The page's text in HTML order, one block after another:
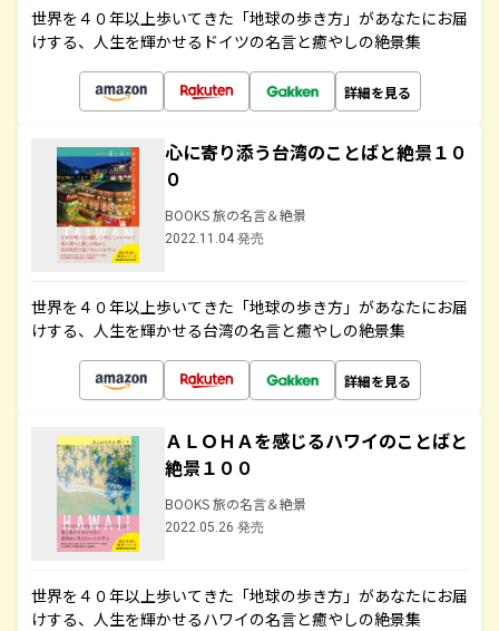
世界を４０年以上歩いてきた「地球の歩き方」があなたにお届
けする、人生を輝かせるドイツの名言と癒やしの絶景集
詳細を見る
心に寄り添う台湾のことばと絶景１０
０
BOOKS 旅の名言＆絶景
2022.11.04 発売
世界を４０年以上歩いてきた「地球の歩き方」があなたにお届
けする、人生を輝かせる台湾の名言と癒やしの絶景集
詳細を見る
ＡＬＯＨＡを感じるハワイのことばと
絶景１００
BOOKS 旅の名言＆絶景
2022.05.26 発売
世界を４０年以上歩いてきた「地球の歩き方」があなたにお届
けする、人生を輝かせるハワイの名言と癒やしの絶景集